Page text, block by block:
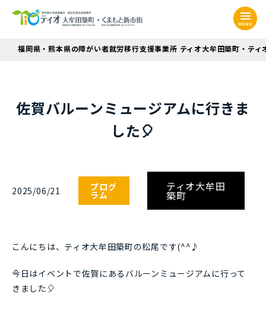
MENU
福岡県・熊本県の障がい者就労移行支援事業所 ティオ大牟田築町・ティ
佐賀バルーンミュージアムに行きま
した🎈
2025/06/21 プログ
ラム
ティオ大牟田
築町
こんにちは、ティオ大牟田築町の松尾です(^^♪
今日はイベントで佐賀にあるバルーンミュージアムに行って
きました🎈